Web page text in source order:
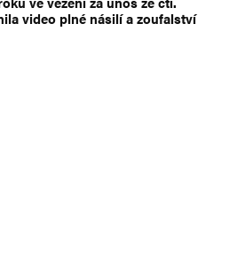
video plné násilí a zoufalství